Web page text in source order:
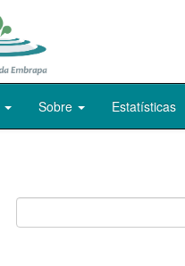
Sobre Estatísticas